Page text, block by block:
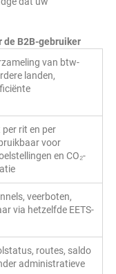
de B2B-gebruiker
van btw-
landen,
rit en per
voor
en CO₂-
veerboten,
via hetzelfde EETS-
routes, saldo
administratieve